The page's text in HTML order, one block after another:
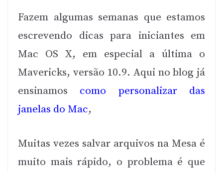
Fazem algumas semanas que estamos
escrevendo dicas para iniciantes em
Mac OS X, em especial a última o
Mavericks, versão 10.9. Aqui no blog já
ensinamos como personalizar das
janelas do Mac,
Muitas vezes salvar arquivos na Mesa é
muito mais rápido, o problema é que